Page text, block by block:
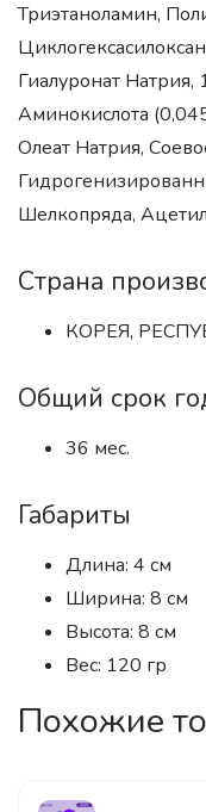
Триэтаноламин,
Гиалуронат Натрия,
Аминокислота
Олеат Натрия,
Шелкопряда,
Страна
КОРЕЯ,
Общий срок
36 мес.
Габариты
Длина: 4 см
Ширина: 8 см
Высота: 8 см
Вес: 120 гр
Похожие